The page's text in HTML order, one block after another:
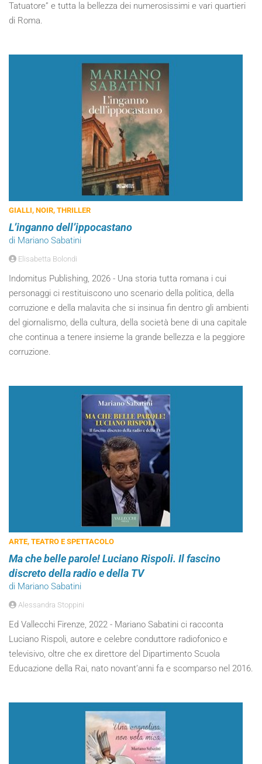
Tatuatore” e tutta la bellezza dei numerosissimi e vari quartieri
di Roma.
GIALLI, NOIR, THRILLER
L’inganno dell’ippocastano
di Mariano Sabatini
Elisabetta Bolondi
Indomitus Publishing, 2026 - Una storia tutta romana i cui
personaggi ci restituiscono uno scenario della politica, della
corruzione e della malavita che si insinua fin dentro gli ambienti
del giornalismo, della cultura, della società bene di una capitale
che continua a tenere insieme la grande bellezza e la peggiore
corruzione.
ARTE, TEATRO E SPETTACOLO
Ma che belle parole! Luciano Rispoli. Il fascino
discreto della radio e della TV
di Mariano Sabatini
Alessandra Stoppini
Ed Vallecchi Firenze, 2022 - Mariano Sabatini ci racconta
Luciano Rispoli, autore e celebre conduttore radiofonico e
televisivo, oltre che ex direttore del Dipartimento Scuola
Educazione della Rai, nato novant’anni fa e scomparso nel 2016.